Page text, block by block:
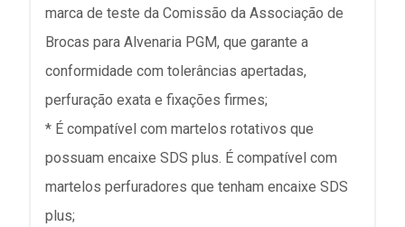
marca de teste da Comissão da Associação de
Brocas para Alvenaria PGM, que garante a
conformidade com tolerâncias apertadas,
perfuração exata e fixações firmes;
* É compatível com martelos rotativos que
possuam encaixe SDS plus. É compatível com
martelos perfuradores que tenham encaixe SDS
plus;